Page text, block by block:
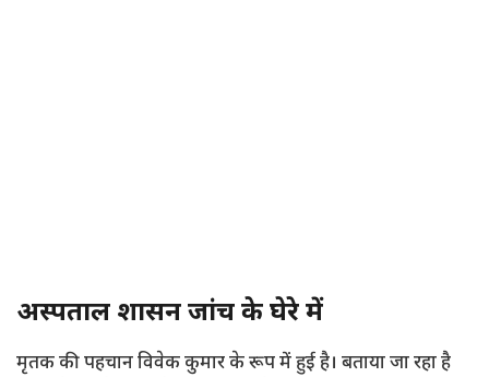
अस्पताल प्रशासन जांच के घेरे में
मृतक की पहचान विवेक कुमार के रूप में हुई है। बताया जा रहा है